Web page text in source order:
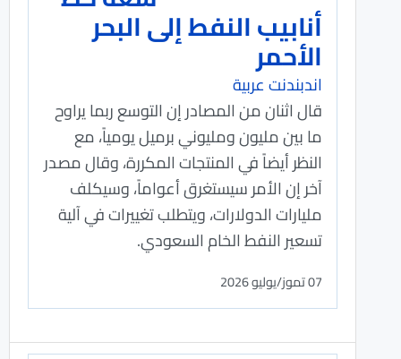
أنابيب النفط إلى البحر
الأحمر
اندبندنت عربية
قال اثنان من المصادر إن التوسع ربما ‌يراوح
ما بين مليون ومليوني برميل يومياً، مع
النظر ‌أيضاً في المنتجات المكررة، وقال مصدر
آخر إن الأمر سيستغرق أعواماً، وسيكلف
مليارات الدولارات، ويتطلب تغييرات في آلية
‌تسعير النفط الخام السعودي.
07 تموز/يوليو 2026